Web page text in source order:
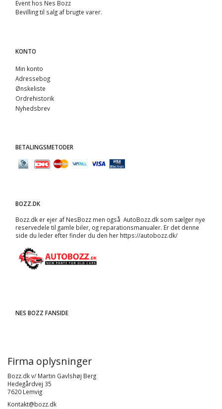
Event hos Nes Bozz
Bevilling til salg af brugte varer.
KONTO
Min konto
Adressebog
Ønskeliste
Ordrehistorik
Nyhedsbrev
BETALINGSMETODER
BOZZ.DK
Bozz.dk er ejer af NesBozz men også AutoBozz.dk som sælger nye
reservedele til gamle biler, og reparationsmanualer. Er det denne
side du leder efter finder du den her https://autobozz.dk/
NES BOZZ FANSIDE
Firma oplysninger
Bozz.dk v/ Martin Gavlshøj Berg
Hedegårdvej 35
7620 Lemvig
Kontakt@bozz.dk